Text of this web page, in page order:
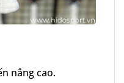
nâng cao.